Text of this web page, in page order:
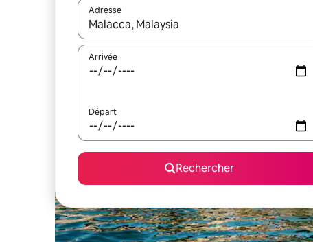
Adresse
Lorsque les résultats s'affichent, utilisez les
Arrivée
Départ
Rechercher